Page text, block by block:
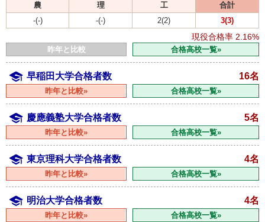
農
理 工
合計
-(-)
-(-) 2(2) 3(3)
現役合格率 2.16%
昨年と比較 合格高校一覧»
早稲田大学合格者数 16名
昨年と比較» 合格高校一覧»
慶應義塾大学合格者数 5名
昨年と比較» 合格高校一覧»
東京理科大学合格者数 4名
昨年と比較» 合格高校一覧»
明治大学合格者数 4名
昨年と比較» 合格高校一覧»